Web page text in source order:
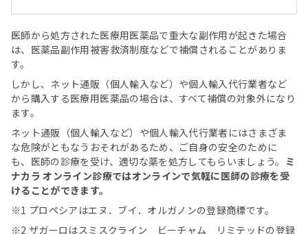
医師から処方された医療用医薬品で重大な副作用が起きた場合
は、医薬品副作用被害救済制度などで補償されることがありま
す。
しかし、ネット通販（個人輸入など）や個人輸入代行業者など
から購入する医療用医薬品の場合は、すべて補償の対象外になり
ます。
ネット通販（個人輸入など）や個人輸入代行業者にはさまざま
な危険がともなうおそれがあるため、ご自身の安全のために
も、医師の診療を受け、適切な薬を処方しても​​​​​らいましょう。 ミ
ナカラ オンライン診療ではオンラインで気軽に医師の診療を受
けることができます。
※1 プロペシアはエヌ．ブイ．オルガノンの登録商標です。
※2 ザガーロはスミスクライン ビーチャム リミテッドの登録